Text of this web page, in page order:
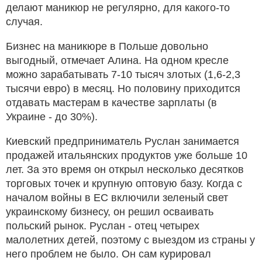
делают маникюр не регулярно, для какого-то
случая.
Бизнес на маникюре в Польше довольно
выгодный, отмечает Алина. На одном кресле
можно зарабатывать 7-10 тысяч злотых (1,6-2,3
тысячи евро) в месяц. Но половину приходится
отдавать мастерам в качестве зарплаты (в
Украине - до 30%).
Киевский предприниматель Руслан занимается
продажей итальянских продуктов уже больше 10
лет. За это время он открыл несколько десятков
торговых точек и крупную оптовую базу. Когда с
началом войны в ЕС включили зеленый свет
украинскому бизнесу, он решил осваивать
польский рынок. Руслан - отец четырех
малолетних детей, поэтому с выездом из страны у
него проблем не было. Он сам курировал